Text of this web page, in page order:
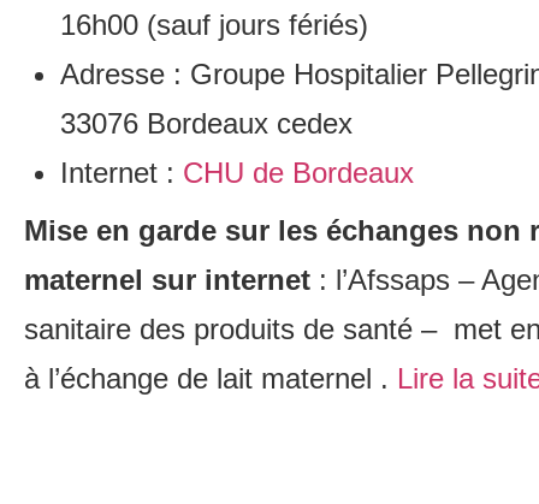
16h00 (sauf jours fériés)
Adresse : Groupe Hospitalier
33076 Bordeaux cedex
Internet : CHU de Bordeaux
Mise en garde sur les échanges non
maternel sur internet : l’Afssaps –
sanitaire des produits de santé – met
à l’échange de lait maternel . Lire la